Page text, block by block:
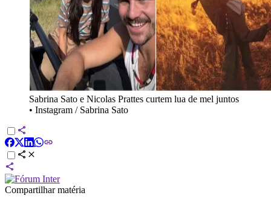
Sabrina Sato e Nicolas Prattes curtem lua de mel juntos
• Instagram / Sabrina Sato
Compartilhar matéria